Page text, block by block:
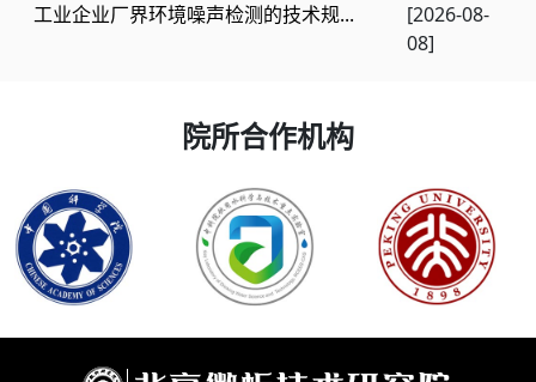
工业企业厂界环境噪声检测的技术规...
[2026-08-
08]
院所合作机构